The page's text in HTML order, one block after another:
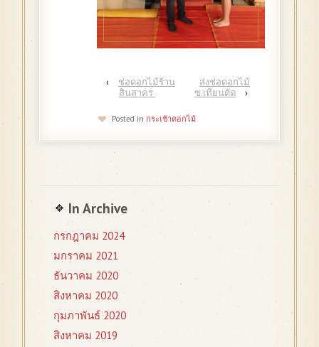
‹
ช่อดอกไม้ร้าน
สินสาคร
ส่งช่อดอกไม้
ซ.เทียนดัด
›
Posted in กระเช้าดอกไม้
In Archive
กรกฎาคม 2024
มกราคม 2021
ธันวาคม 2020
สิงหาคม 2020
กุมภาพันธ์ 2020
สิงหาคม 2019